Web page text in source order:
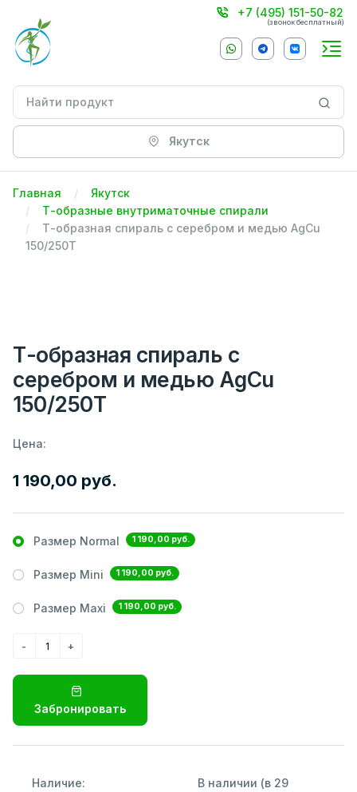
+7 (495) 151-50-82
(звонок бесплатный)
Якутск
Главная
Якутск
Т-образные внутриматочные спирали
Т-образная спираль с серебром и медью AgCu
150/250Т
Т-образная спираль с
серебром и медью AgCu
150/250Т
Цена:
1 190,00 руб.
Размер Normal 1 190,00 руб.
Размер Mini 1 190,00 руб.
Размер Maxi 1 190,00 руб.
Забронировать
Наличие:
В наличии (в 29